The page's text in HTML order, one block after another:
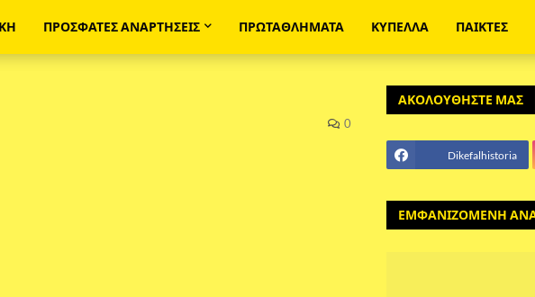
ΠΡΟΣΦΑΤΕΣ ΑΝΑΡΤΗΣΕΙΣ ΠΡΩΤΑΘΛΗΜΑΤΑ ΚΥΠΕΛΛΑ ΠΑΙΚΤΕΣ
0
ΑΚΟΛΟΥΘΗΣΤΕ ΜΑΣ
Dikefalhistoria
ΕΜΦΑΝΙΖΟΜΕΝΗ